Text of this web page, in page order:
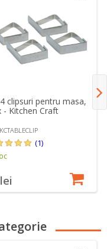
clipsuri pentru masa,
- Kitchen Craft
(1)